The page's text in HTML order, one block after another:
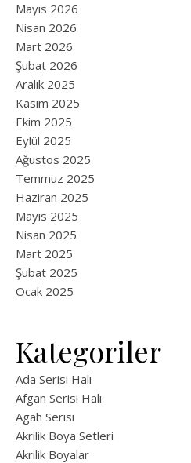
Mayıs 2026
Nisan 2026
Mart 2026
Şubat 2026
Aralık 2025
Kasım 2025
Ekim 2025
Eylül 2025
Ağustos 2025
Temmuz 2025
Haziran 2025
Mayıs 2025
Nisan 2025
Mart 2025
Şubat 2025
Ocak 2025
Kategoriler
Ada Serisi Halı
Afgan Serisi Halı
Agah Serisi
Akrilik Boya Setleri
Akrilik Boyalar